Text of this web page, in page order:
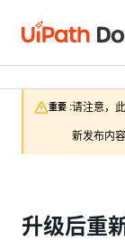
重要 :请注意，
新发布内
升级后重